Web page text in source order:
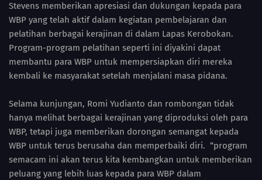
Stevens memberikan apresiasi dan dukungan kepada para
WBP yang telah aktif dalam kegiatan pembelajaran dan
pelatihan berbagai kerajinan di dalam Lapas Kerobokan.
Program-program pelatihan seperti ini diyakini dapat
membantu para WBP untuk mempersiapkan diri mereka
kembali ke masyarakat setelah menjalani masa pidana.
Selama kunjungan, Romi Yudianto dan rombongan tidak
hanya melihat berbagai kerajinan yang diproduksi oleh para
WBP, tetapi juga memberikan dorongan semangat kepada
WBP untuk terus berusaha dan memperbaiki diri. “program
semacam ini akan terus kita kembangkan untuk memberikan
peluang yang lebih luas kepada para WBP dalam